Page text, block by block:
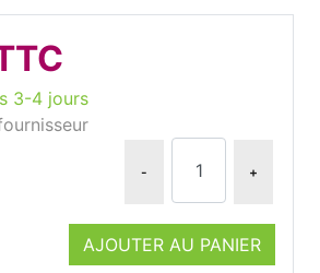
3-4 jours
- +
AJOUTER AU PANIER